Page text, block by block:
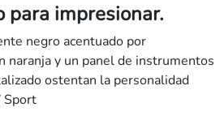
para impresionar.
negro acentuado por
naranja y un panel de instrumentos
ostentan la personalidad
Sport